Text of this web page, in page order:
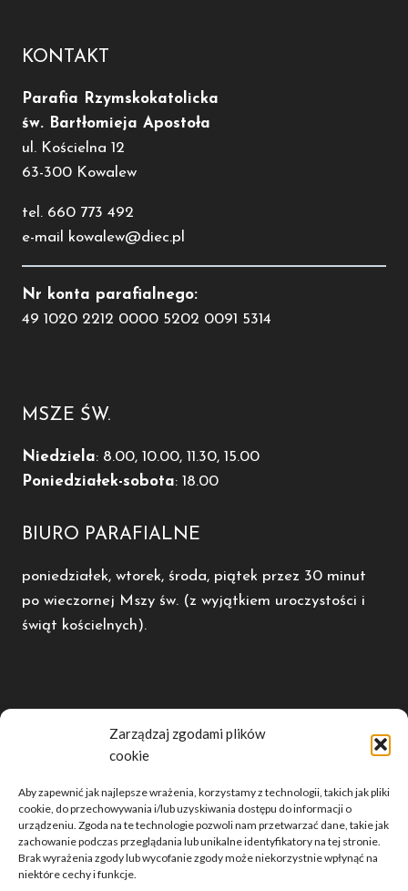
Zarządzaj zgodami plików
cookie
Aby zapewnić jak najlepsze wrażenia, korzystamy z technologii, takich jak pliki
cookie, do przechowywania i/lub uzyskiwania dostępu do informacji o
urządzeniu. Zgoda na te technologie pozwoli nam przetwarzać dane, takie jak
zachowanie podczas przeglądania lub unikalne identyfikatory na tej stronie.
Brak wyrażenia zgody lub wycofanie zgody może niekorzystnie wpłynąć na
niektóre cechy i funkcje.
KONTAKT
Parafia Rzymskokatolicka
św. Bartłomieja Apostoła
ul. Kościelna 12
63-300 Kowalew
tel. 660 773 492
e-mail kowalew@diec.pl
Nr konta parafialnego:
49 1020 2212 0000 5202 0091 5314
MSZE ŚW.
Niedziela: 8.00, 10.00, 11.30, 15.00
Poniedziałek-sobota: 18.00
BIURO PARAFIALNE
poniedziałek, wtorek, środa, piątek przez 30 minut
po wieczornej Mszy św. (z wyjątkiem uroczystości i
świąt kościelnych).
Diecezja Kaliska
Dwutygodnik Opiekun
Telewizja domjozefa.tv